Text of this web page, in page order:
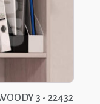
3 - 22432